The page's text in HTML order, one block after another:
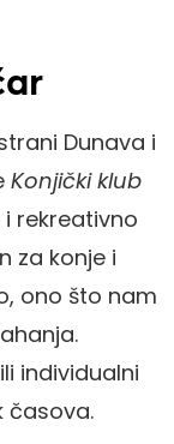
Dunava i
Konjički klub
rekreativno
za konje i
ono što nam
individualni
časova.